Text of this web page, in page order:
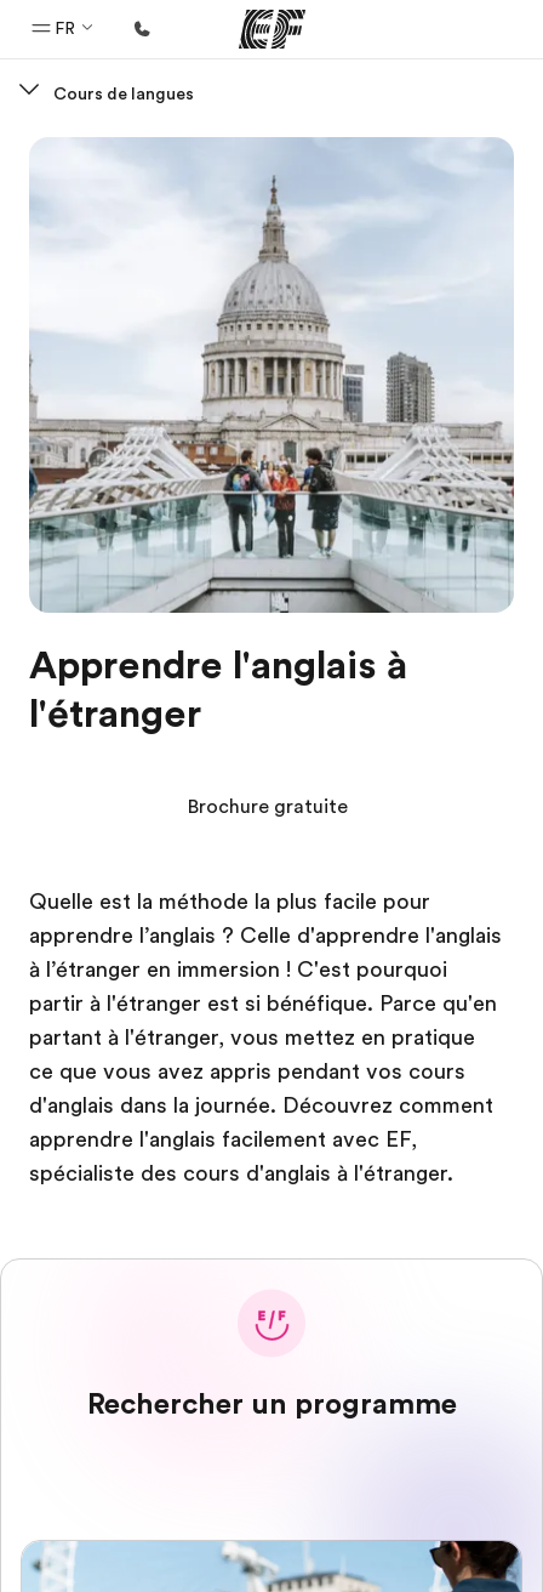
FR
Trouver un bureau
A propos de nous
Qui sommes-nous ?
EF recrute
Rejoignez nos équipes
Cours de langues
Apprendre l'anglais à
l'étranger
Quelle est la méthode la plus facile pour
apprendre l’anglais ? Celle d'apprendre l'anglais
à l’étranger en immersion ! C'est pourquoi
partir à l'étranger est si bénéfique. Parce qu'en
partant à l'étranger, vous mettez en pratique
ce que vous avez appris pendant vos cours
d'anglais dans la journée. Découvrez comment
apprendre l'anglais facilement avec EF,
spécialiste des cours d'anglais à l'étranger.
Brochure gratuite
Rechercher un programme